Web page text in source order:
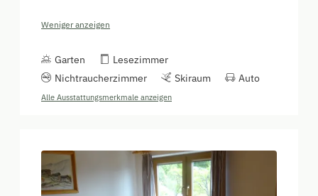
Weniger anzeigen
Garten
Lesezimmer
Nichtraucherzimmer
Skiraum Auto
Alle Ausstattungsmerkmale anzeigen